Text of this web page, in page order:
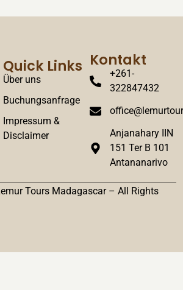
Quick Links
Über uns
Buchungsanfrage
Impressum &
Disclaimer
Kontakt
+261-
322847432
Anjanahary IIN
151 Ter B 101
Antananarivo
Tours Madagascar – All Rights